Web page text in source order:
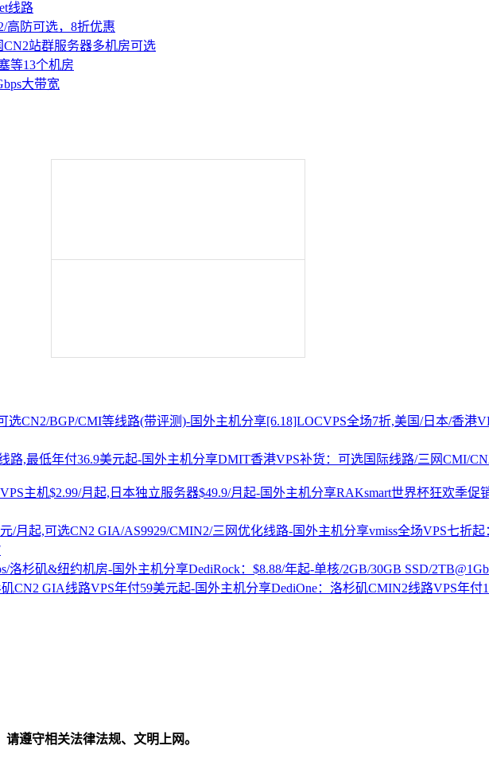
线路
高防可选，8折优惠
站群服务器多机房可选
等13个机房
大带宽
[6.18]LOCVPS全场7折,美国/日本/香港
DMIT香港VPS补货：可选国际线路/三网CMI/
RAKsmart世界杯狂欢季促
vmiss全场VPS七折
DediRock：$8.88/年起-单核/2GB/30GB SSD/
DediOne：洛杉矶CMIN2线路VPS年
遵守相关法律法规、文明上网。